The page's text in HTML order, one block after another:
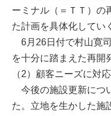
ーミナル（＝ＴＴ）の
た計画を具体化してい
6月26日付で村山寛
を十分に踏まえた再開
（2）顧客ニーズに
今後の施設更新につ
た。立地を生かした施